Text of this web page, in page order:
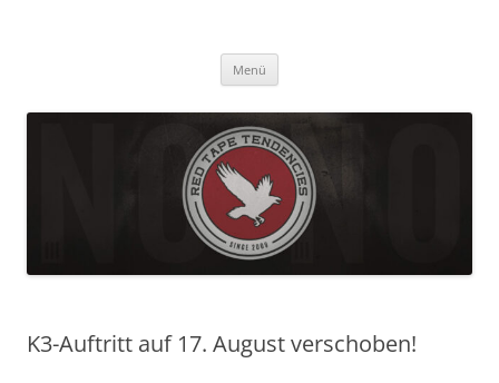
Menü
K3-Auftritt auf 17. August verschoben!